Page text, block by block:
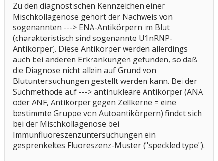
Zu den diagnostischen Kennzeichen einer
Mischkollagenose gehört der Nachweis von
sogenannten ---> ENA-Antikörpern im Blut
(charakteristisch sind sogenannte U1nRNP-
Antikörper). Diese Antikörper werden allerdings
auch bei anderen Erkrankungen gefunden, so daß
die Diagnose nicht allein auf Grund von
Blutuntersuchungen gestellt werden kann. Bei der
Suchmethode auf ---> antinukleäre Antikörper (ANA
oder ANF, Antikörper gegen Zellkerne = eine
bestimmte Gruppe von Autoantikörpern) findet sich
bei der Mischkollagenose bei
Immunfluoreszenzuntersuchungen ein
gesprenkeltes Fluoreszenz-Muster ("speckled type").